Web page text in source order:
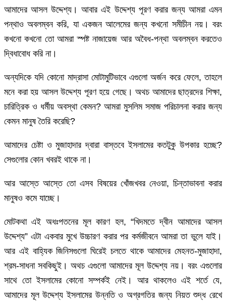
আমাদের আসল উদ্দেশ্য। আবার এই উদ্দেশ্য পূরণ করার জন্য আমরা এমন
পন্থাও অবলম্বন করি, যা একজন আলেমের জন্য কখনো সমীচীন নয়। বরং
কখনো কখনো তো আমরা স্পষ্ট নাজায়েজ আর অবৈধ-পন্থা অবলম্বন করতেও
দ্বিধাবোধ করি না।
অন্যদিকে যদি কোনো মাদ্রাসা মোটামুটিভাবে এগুলো অর্জন করে ফেলে, তাহলে
মনে করা হয় আসল উদ্দেশ্য পূরণ হয়ে গেছে। অথচ আমাদের ছাত্রদের শিক্ষা,
চারিত্রিক ও ধর্মীয় অবস্থা কেমন? আমরা মুসলিম সমাজ পরিচালনা করার জন্য
কেমন মানুষ তৈরি করেছি?
আমাদের চেষ্টা ও মুজাহাদার দ্বারা বাস্তবে ইসলামের কতটুকু উপকার হচ্ছে?
সেগুলোর কোন খবরই থাকে না।
আর আস্তে আস্তে তো এসব বিষয়ের খোঁজখবর নেওয়া, চিন্তাভাবনা করার
মানুষও কমে যাচ্ছে।
মোটকথা এই অধঃপতনের মূল কারণ হল, “খিদমতে দ্বীন আমাদের আসল
উদ্দেশ্য” এটা একবার মুখে উচ্চারণ করার পর কর্মজীবনে আমরা তা ভুলে যাই।
আর এই বাহ্যিক জিনিসগুলো ঘিরেই চলতে থাকে আমাদের মেহনত-মুজাহাদা,
শ্রম-সাধনা সবকিছুই। অথচ এগুলো আমাদের মূল উদ্দেশ্য নয়। বরং এগুলোর
সাথে তো ইসলামের কোনো সম্পর্কই নেই। আর থাকলেও এই শর্তে যে,
আমাদের মূল উদ্দেশ্য ইসলামের উন্নতি ও অগ্রগতির জন্য নিয়ত শুদ্ধ রেখে